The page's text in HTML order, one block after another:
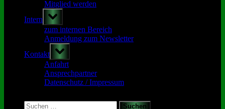
Mitglied werden
Intern
Toggle
sub-
menu
zum internen Bereich
Anmeldung zum Newsletter
Kontakt
Toggle
sub-
menu
Anfahrt
Ansprechpartner
Datenschutz / Impressum
search
Suchen